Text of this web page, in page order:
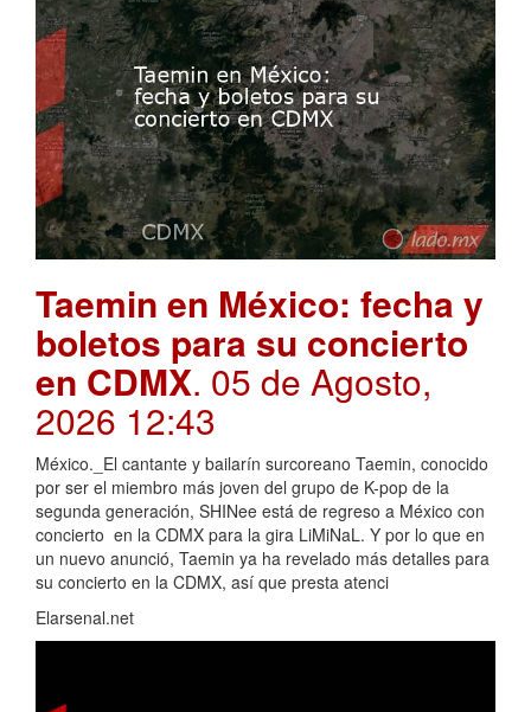
Taemin en México: fecha y
boletos para su concierto
en CDMX. 05 de Agosto,
2026 12:43
México._El cantante y bailarín surcoreano Taemin, conocido
por ser el miembro más joven del grupo de K-pop de la
segunda generación, SHINee está de regreso a México con
concierto en la CDMX para la gira LiMiNaL. Y por lo que en
un nuevo anunció, Taemin ya ha revelado más detalles para
su concierto en la CDMX, así que presta atenci
Elarsenal.net